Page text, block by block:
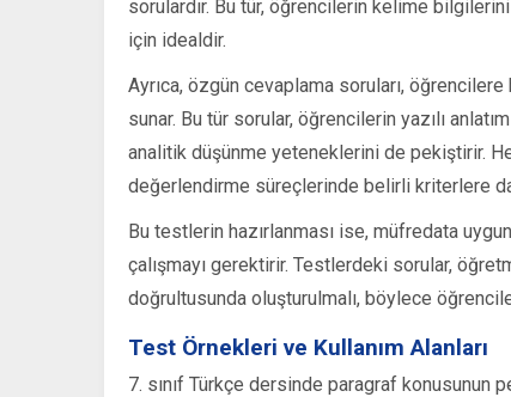
sorulardır. Bu tür, öğrencilerin kelime
için idealdir.
Ayrıca, özgün cevaplama soruları,
sunar. Bu tür sorular, öğrencilerin yazılı
analitik düşünme yeteneklerini de pekiştirir.
değerlendirme süreçlerinde belirli kriterlere
Bu testlerin hazırlanması ise, müfredata
çalışmayı gerektirir. Testlerdeki sorular,
doğrultusunda oluşturulmalı, böylece
Test Örnekleri ve Kullanım Alanları
7. sınıf Türkçe dersinde paragraf konusunun